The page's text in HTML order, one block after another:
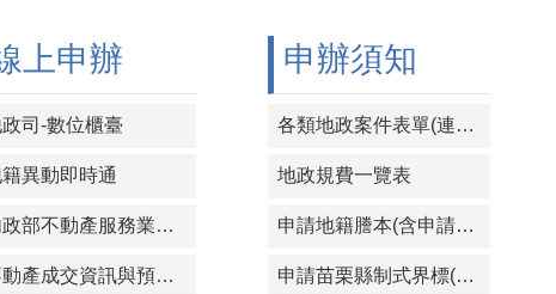
上申辦
司-數位櫃臺
異動即時通
內政部不動產服務業資訊系統
不動產成交資訊與預售屋資訊申報網
申辦須知
各類地政案件表單(連結至地政司網站)
地政規費一覽表
申請地籍謄本(含申請「隱匿第二類謄本部分住址資料」等)
申請苗栗縣制式界標(請洽本所櫃檯)